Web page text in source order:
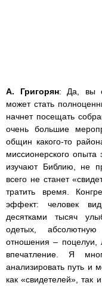
А. Григорян: Да, вы
может стать
начнет посещать
очень большие
общин какого-то
миссионерского опыта
изучают Библию, не
всего не станет
тратить время.
эффект: человек
десятками тысяч
одетых, абсолютную
отношения – поцелуи,
впечатление. Я
анализировать путь и
как «свидетелей», так